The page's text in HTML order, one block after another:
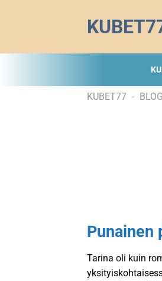
dung
KUBET77 - BLOG
Punainen
Tarina oli kuin